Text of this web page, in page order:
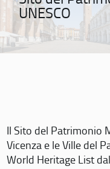
UNESCO
Il Sito del Patrimonio
Vicenza e le Ville del
World Heritage List